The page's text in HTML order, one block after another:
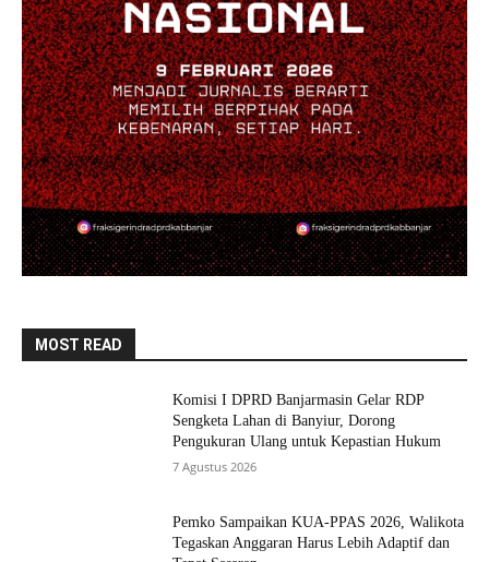
MOST READ
Komisi I DPRD Banjarmasin Gelar RDP
Sengketa Lahan di Banyiur, Dorong
Pengukuran Ulang untuk Kepastian Hukum
7 Agustus 2026
Pemko Sampaikan KUA-PPAS 2026, Walikota
Tegaskan Anggaran Harus Lebih Adaptif dan